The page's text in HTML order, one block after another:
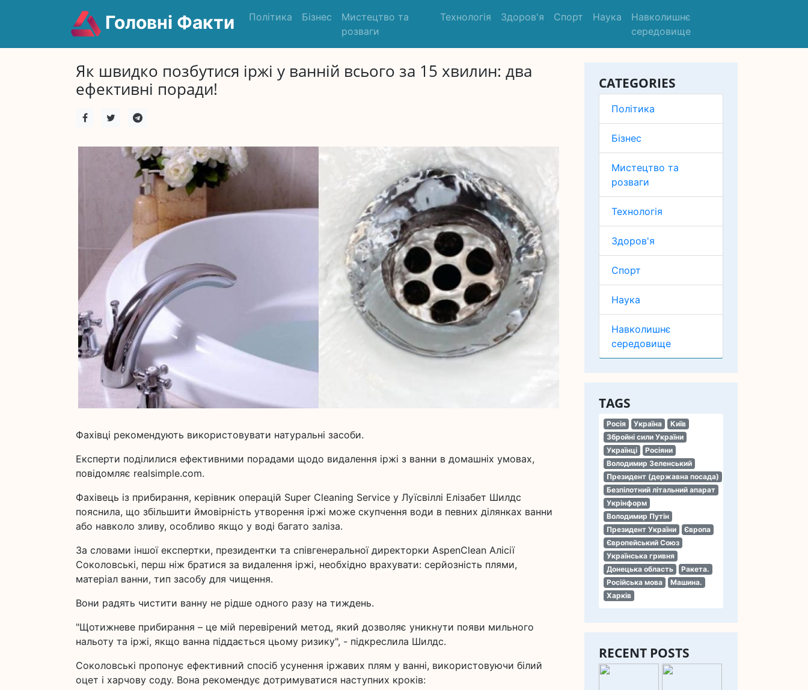
Головні Факти Політика Бізнес
Мистецтво та
розваги
Технологія Здоров'я Спорт Наука
Навколишнє
середовище
CATEGORIES
Політика
Бізнес
Мистецтво та
розваги
Технологія
Здоров'я
Спорт
Наука
Навколишнє
середовище
TAGS
Росія Україна
Київ
Збройні сили України
Українці
Росіяни
Володимир Зеленський
Президент (державна посада)
Безпілотний літальний апарат
Укрінформ
Володимир Путін
Президент України
Європа
Європейський Союз
Українська гривня
Донецька область
Ракета.
Російська мова
Машина.
Харків
RECENT POSTS
Як швидко позбутися іржі у ванній всього за 15 хвилин: два
ефективні поради!
Фахівці рекомендують використовувати натуральні засоби.
Експерти поділилися ефективними порадами щодо видалення іржі з ванни в домашніх умовах,
повідомляє realsimple.com.
Фахівець із прибирання, керівник операцій Super Cleaning Service у Луїсвіллі Елізабет Шилдс
пояснила, що збільшити ймовірність утворення іржі може скупчення води в певних ділянках ванни
або навколо зливу, особливо якщо у воді багато заліза.
За словами іншої експертки, президентки та співгенеральної директорки AspenClean Алісії
Соколовські, перш ніж братися за видалення іржі, необхідно врахувати: серйозність плями,
матеріал ванни, тип засобу для чищення.
Вони радять чистити ванну не рідше одного разу на тиждень.
"Щотижневе прибирання – це мій перевірений метод, який дозволяє уникнути появи мильного
нальоту та іржі, якщо ванна піддається цьому ризику", - підкреслила Шилдс.
Соколовські пропонує ефективний спосіб усунення іржавих плям у ванні, використовуючи білий
оцет і харчову соду. Вона рекомендує дотримуватися наступних кроків: